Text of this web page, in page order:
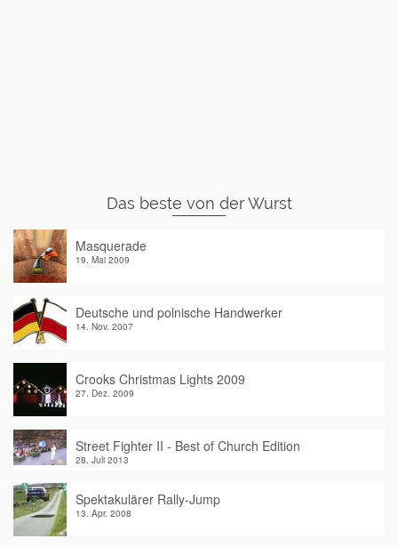
Das beste von der Wurst
Masquerade
19. Mai 2009
Deutsche und polnische Handwerker
14. Nov. 2007
Crooks Christmas Lights 2009
27. Dez. 2009
Street Fighter II - Best of Church Edition
28. Juli 2013
Spektakulärer Rally-Jump
13. Apr. 2008